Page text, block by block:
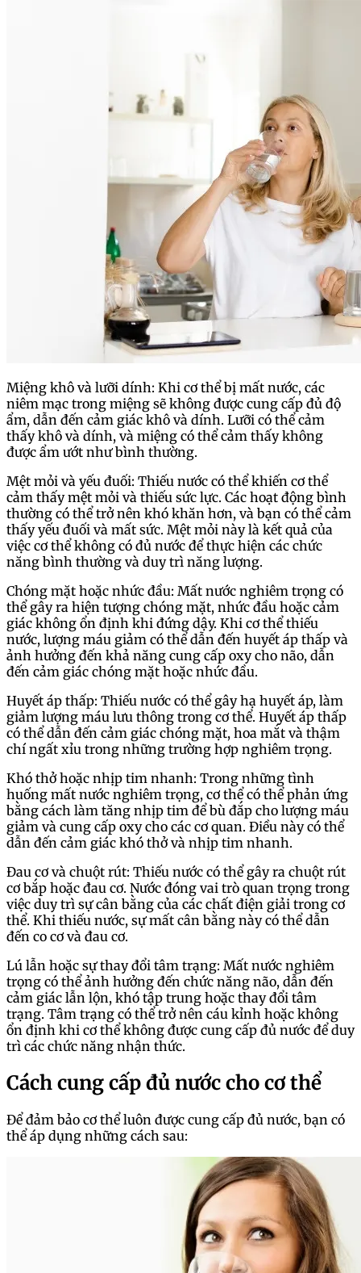
Miệng khô và lưỡi dính: Khi cơ thể bị mất nước, các
niêm mạc trong miệng sẽ không được cung cấp đủ độ
ẩm, dẫn đến cảm giác khô và dính. Lưỡi có thể cảm
thấy khô và dính, và miệng có thể cảm thấy không
được ẩm ướt như bình thường.
Mệt mỏi và yếu đuối: Thiếu nước có thể khiến cơ thể
cảm thấy mệt mỏi và thiếu sức lực. Các hoạt động bình
thường có thể trở nên khó khăn hơn, và bạn có thể cảm
thấy yếu đuối và mất sức. Mệt mỏi này là kết quả của
việc cơ thể không có đủ nước để thực hiện các chức
năng bình thường và duy trì năng lượng.
Chóng mặt hoặc nhức đầu: Mất nước nghiêm trọng có
thể gây ra hiện tượng chóng mặt, nhức đầu hoặc cảm
giác không ổn định khi đứng dậy. Khi cơ thể thiếu
nước, lượng máu giảm có thể dẫn đến huyết áp thấp và
ảnh hưởng đến khả năng cung cấp oxy cho não, dẫn
đến cảm giác chóng mặt hoặc nhức đầu.
Huyết áp thấp: Thiếu nước có thể gây hạ huyết áp, làm
giảm lượng máu lưu thông trong cơ thể. Huyết áp thấp
có thể dẫn đến cảm giác chóng mặt, hoa mắt và thậm
chí ngất xỉu trong những trường hợp nghiêm trọng.
Khó thở hoặc nhịp tim nhanh: Trong những tình
huống mất nước nghiêm trọng, cơ thể có thể phản ứng
bằng cách làm tăng nhịp tim để bù đắp cho lượng máu
giảm và cung cấp oxy cho các cơ quan. Điều này có thể
dẫn đến cảm giác khó thở và nhịp tim nhanh.
Đau cơ và chuột rút: Thiếu nước có thể gây ra chuột rút
cơ bắp hoặc đau cơ. Nước đóng vai trò quan trọng trong
việc duy trì sự cân bằng của các chất điện giải trong cơ
thể. Khi thiếu nước, sự mất cân bằng này có thể dẫn
đến co cơ và đau cơ.
Lú lẫn hoặc sự thay đổi tâm trạng: Mất nước nghiêm
trọng có thể ảnh hưởng đến chức năng não, dẫn đến
cảm giác lẫn lộn, khó tập trung hoặc thay đổi tâm
trạng. Tâm trạng có thể trở nên cáu kỉnh hoặc không
ổn định khi cơ thể không được cung cấp đủ nước để duy
trì các chức năng nhận thức.
Cách cung cấp đủ nước cho cơ thể
Để đảm bảo cơ thể luôn được cung cấp đủ nước, bạn có
thể áp dụng những cách sau: